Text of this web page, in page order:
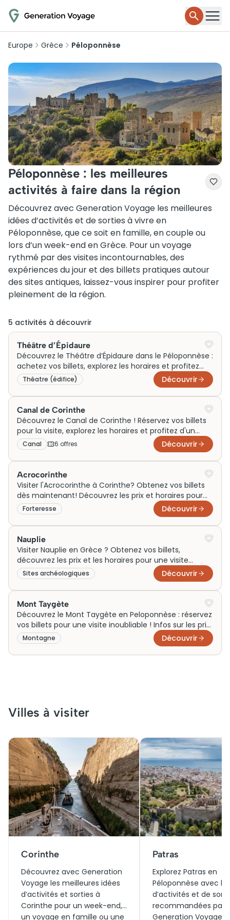
Europe Grèce Péloponnèse
Péloponnèse : les meilleures
activités à faire dans la région
Découvrez avec Generation Voyage les meilleures
idées d’activités et de sorties à vivre en
Péloponnèse, que ce soit en famille, en couple ou
lors d’un week-end en Grèce. Pour un voyage
rythmé par des visites incontournables, des
expériences du jour et des billets pratiques autour
des sites antiques, laissez-vous inspirer pour profiter
pleinement de la région.
5 activités à découvrir
Théâtre d’Épidaure
Découvrez le Théâtre d’Épidaure dans le Péloponnèse :
achetez vos billets, explorez les horaires et profitez
d'une visite enrichissante et inoubliable!
Thêatre (édifice) Découvrir
Canal de Corinthe
Découvrez le Canal de Corinthe ! Réservez vos billets
pour la visite, explorez les horaires et profitez d'un
voyage inoubliable.
Canal 6 offres Découvrir
Acrocorinthe
Visiter l'Acrocorinthe à Corinthe? Obtenez vos billets
dès maintenant! Découvrez les prix et horaires pour
une visite inoubliable.
Forteresse Découvrir
Nauplie
Visiter Nauplie en Grèce ? Obtenez vos billets,
découvrez les prix et les horaires pour une visite
inoubliable. Réservez dès maintenant !
Sites archéologiques Découvrir
Mont Taygète
Découvrez le Mont Taygète en Peloponnèse : réservez
vos billets pour une visite inoubliable ! Infos sur les prix
et horaires. Ne manquez pas cette aventure !
Montagne Découvrir
Villes à visiter
Corinthe
Découvrez avec Generation
Voyage les meilleures idées
d’activités et sorties à
Corinthe pour un week-end,
un voyage en famille ou une
Patras
Explorez Patras en
Péloponnèse avec
d’activités et de
recommandées par
Generation Voyage,